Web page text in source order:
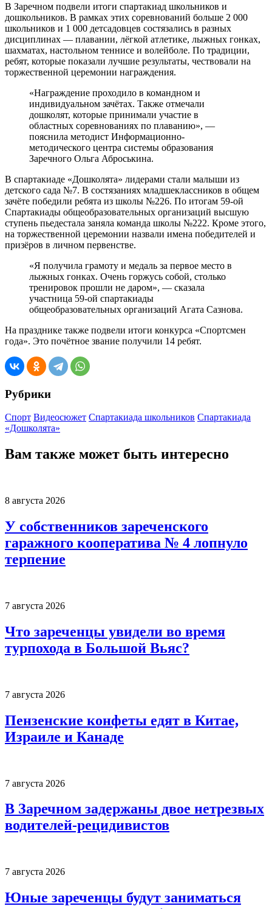
В Заречном подвели итоги спартакиад школьников и
дошкольников. В рамках этих соревнований больше 2 000
школьников и 1 000 детсадовцев состязались в разных
дисциплинах — плавании, лёгкой атлетике, лыжных гонках,
шахматах, настольном теннисе и волейболе. По традиции,
ребят, которые показали лучшие результаты, чествовали на
торжественной церемонии награждения.
«Награждение проходило в командном и
индивидуальном зачётах. Также отмечали
дошколят, которые принимали участие в
областных соревнованиях по плаванию», —
пояснила методист Информационно-
методического центра системы образования
Заречного Ольга Аброськина.
В спартакиаде «Дошколята» лидерами стали малыши из
детского сада №7. В состязаниях младшеклассников в общем
зачёте победили ребята из школы №226. По итогам 59-ой
Спартакиады общеобразовательных организаций высшую
ступень пьедестала заняла команда школы №222. Кроме этого,
на торжественной церемонии назвали имена победителей и
призёров в личном первенстве.
«Я получила грамоту и медаль за первое место в
лыжных гонках. Очень горжусь собой, столько
тренировок прошли не даром», — сказала
участница 59-ой спартакиады
общеобразовательных организаций Агата Сазнова.
На празднике также подвели итоги конкурса «Спортсмен
года». Это почётное звание получили 14 ребят.
Рубрики
Спорт Видеосюжет Спартакиада школьников Спартакиада
«Дошколята»
Вам также может быть интересно
8 августа 2026
У собственников зареченского
гаражного кооператива № 4 лопнуло
терпение
7 августа 2026
Что зареченцы увидели во время
турпохода в Большой Вьяс?
7 августа 2026
Пензенские конфеты едят в Китае,
Израиле и Канаде
7 августа 2026
В Заречном задержаны двое нетрезвых
водителей-рецидивистов
7 августа 2026
Юные зареченцы будут заниматься